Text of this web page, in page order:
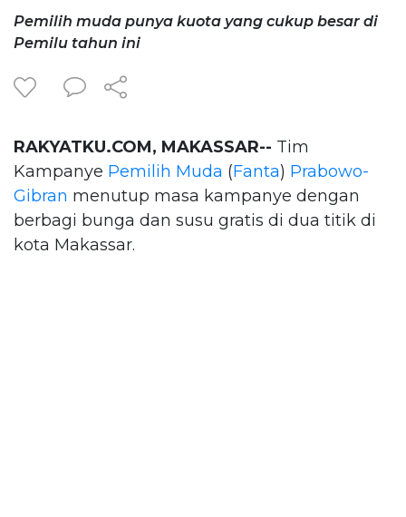
Pemilih muda punya kuota yang cukup besar di
Pemilu tahun ini
RAKYATKU.COM, MAKASSAR-- Tim
Kampanye Pemilih Muda (Fanta) Prabowo-
Gibran menutup masa kampanye dengan
berbagi bunga dan susu gratis di dua titik di
kota Makassar.